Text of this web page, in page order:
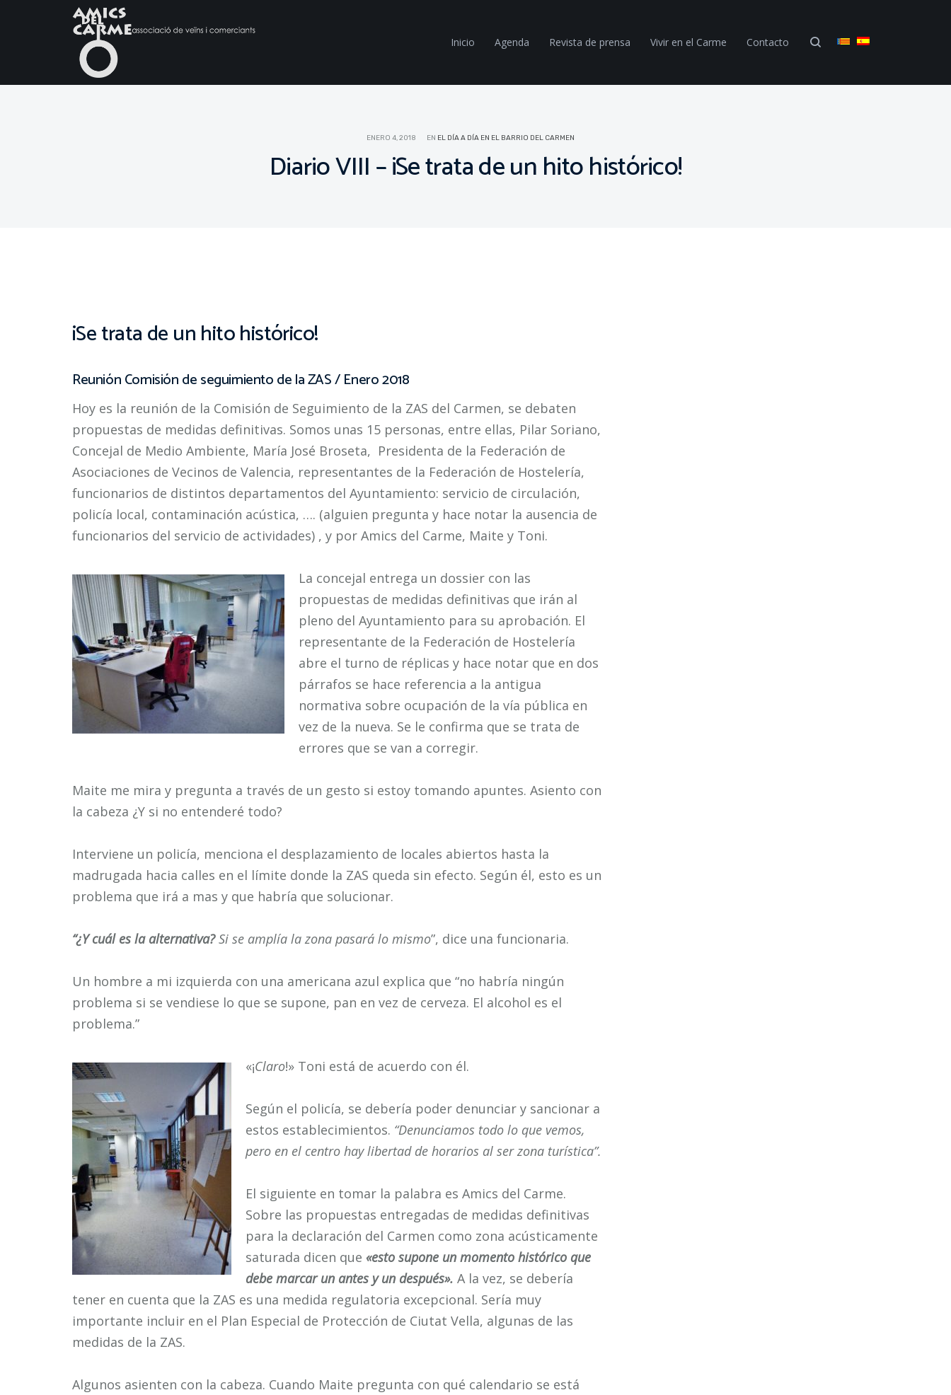
Inicio Agenda Revista de prensa Vivir en el Carme Contacto
ENERO 4, 2018 EN EL DÍA A DÍA EN EL BARRIO DEL CARMEN
Diario VIII – ¡Se trata de un hito histórico!
¡Se trata de un hito histórico!
Reunión Comisión de seguimiento de la ZAS / Enero 2018
Hoy es la reunión de la Comisión de Seguimiento de la ZAS del Carmen, se debaten
propuestas de medidas definitivas. Somos unas 15 personas, entre ellas, Pilar Soriano,
Concejal de Medio Ambiente, María José Broseta, Presidenta de la Federación de
Asociaciones de Vecinos de Valencia, representantes de la Federación de Hostelería,
funcionarios de distintos departamentos del Ayuntamiento: servicio de circulación,
policía local, contaminación acústica, …. (alguien pregunta y hace notar la ausencia de
funcionarios del servicio de actividades) , y por Amics del Carme, Maite y Toni.
La concejal entrega un dossier con las
propuestas de medidas definitivas que irán al
pleno del Ayuntamiento para su aprobación. El
representante de la Federación de Hostelería
abre el turno de réplicas y hace notar que en dos
párrafos se hace referencia a la antigua
normativa sobre ocupación de la vía pública en
vez de la nueva. Se le confirma que se trata de
errores que se van a corregir.
Maite me mira y pregunta a través de un gesto si estoy tomando apuntes. Asiento con
la cabeza ¿Y si no entenderé todo?
Interviene un policía, menciona el desplazamiento de locales abiertos hasta la
madrugada hacia calles en el límite donde la ZAS queda sin efecto. Según él, esto es un
problema que irá a mas y que habría que solucionar.
“¿Y cuál es la alternativa?Si se amplía la zona pasará lo mismo”, dice una funcionaria.
Un hombre a mi izquierda con una americana azul explica que “no habría ningún
problema si se vendiese lo que se supone, pan en vez de cerveza. El alcohol es el
problema.”
«¡Claro!» Toni está de acuerdo con él.
Según el policía, se debería poder denunciar y sancionar a
estos establecimientos. “Denunciamos todo lo que vemos,
pero en el centro hay libertad de horarios al ser zona turística”.
El siguiente en tomar la palabra es Amics del Carme.
Sobre las propuestas entregadas de medidas definitivas
para la declaración del Carmen como zona acústicamente
saturada dicen que «esto supone un momento histórico que
debe marcar un antes y un después». A la vez, se debería
tener en cuenta que la ZAS es una medida regulatoria excepcional. Sería muy
importante incluir en el Plan Especial de Protección de Ciutat Vella, algunas de las
medidas de la ZAS.
Algunos asienten con la cabeza. Cuando Maite pregunta con qué calendario se está